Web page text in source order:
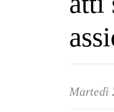
Martedì